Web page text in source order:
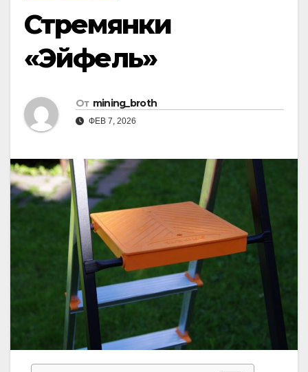
Стремянки
«Эйфель»
От mining_broth
ФЕВ 7, 2026